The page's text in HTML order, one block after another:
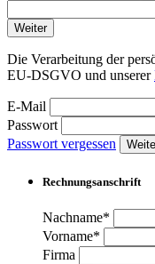
Weiter
Die Verarbeitung der
EU-DSGVO und unserer
E-Mail
Passwort
Passwort vergessen
Rechnungsanschrift
Nachname*
Vorname*
Firma